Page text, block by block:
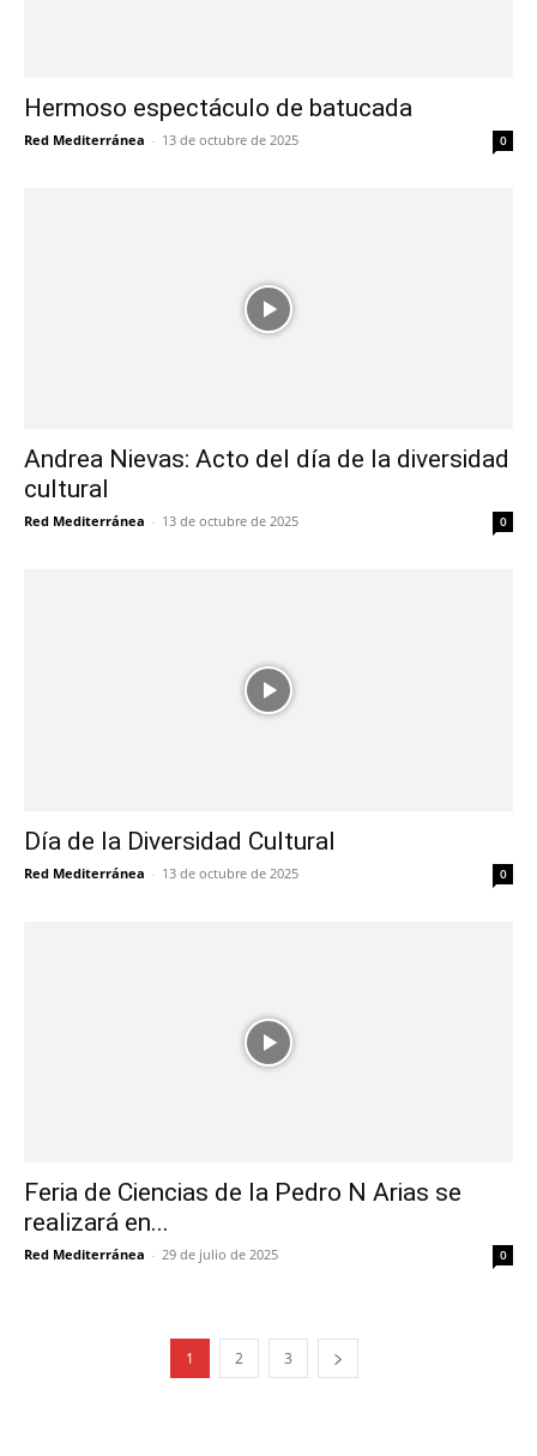
Hermoso espectáculo de batucada
Red Mediterránea - 13 de octubre de 2025 0
Andrea Nievas: Acto del día de la diversidad
cultural
Red Mediterránea - 13 de octubre de 2025 0
Día de la Diversidad Cultural
Red Mediterránea - 13 de octubre de 2025 0
Feria de Ciencias de la Pedro N Arias se
realizará en...
Red Mediterránea - 29 de julio de 2025 0
1 2 3